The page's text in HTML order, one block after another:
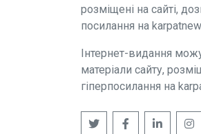
розміщені на сайті,
посилання на
Інтернет-видання
матеріали сайту,
гіперпосилання на